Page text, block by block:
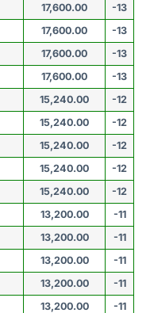
17,600.00
-13
17,600.00
-13
17,600.00
-13
17,600.00
-13
15,240.00
-12
15,240.00
-12
15,240.00
-12
15,240.00
-12
15,240.00
-12
13,200.00
-11
13,200.00
-11
13,200.00
-11
13,200.00
-11
13,200.00
-11